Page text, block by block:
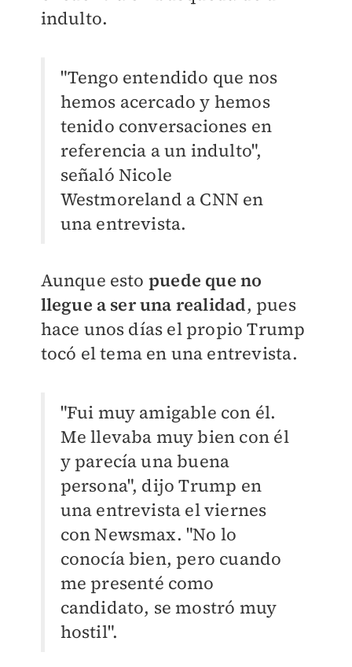
indulto.
"Tengo entendido que nos
hemos acercado y hemos
tenido conversaciones en
referencia a un indulto",
señaló Nicole
Westmoreland a CNN en
una entrevista.
Aunque esto puede que no
llegue a ser una realidad, pues
hace unos días el propio Trump
tocó el tema en una entrevista.
"Fui muy amigable con él.
Me llevaba muy bien con él
y parecía una buena
persona", dijo Trump en
una entrevista el viernes
con Newsmax. "No lo
conocía bien, pero cuando
me presenté como
candidato, se mostró muy
hostil".